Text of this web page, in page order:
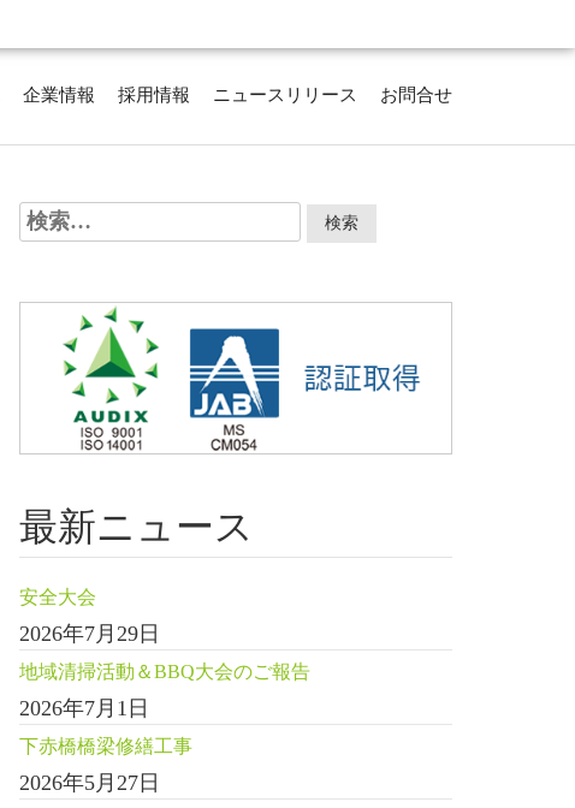
企業情報 採用情報 ニュースリリース お問合せ
検
索:
最新ニュース
安全大会
2026年7月29日
地域清掃活動＆BBQ大会のご報告
2026年7月1日
下赤橋橋梁修繕工事
2026年5月27日